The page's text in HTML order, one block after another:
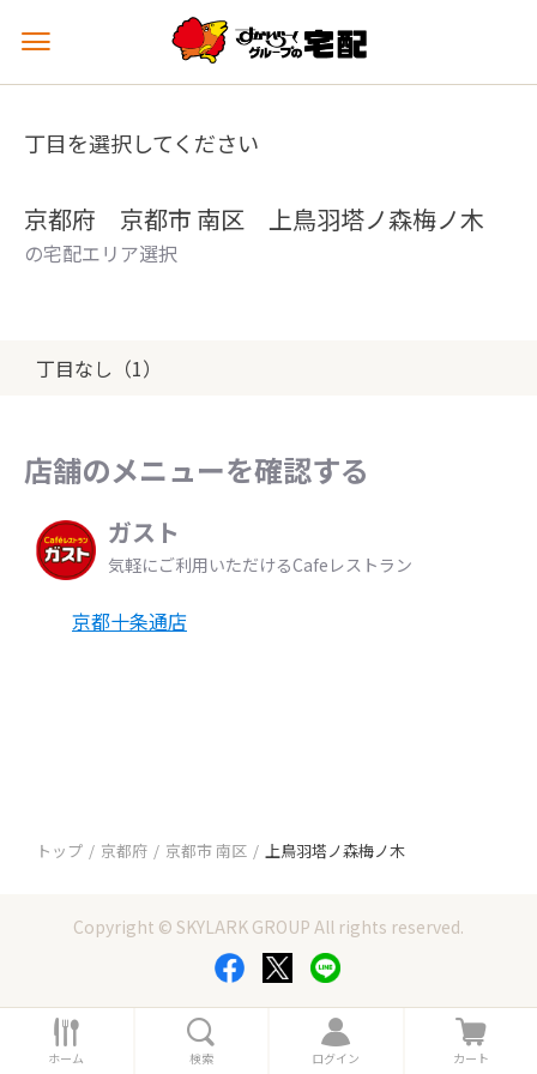
メ
ュ
を
丁目を選択してください
京都府 京都市 南区 上鳥羽塔ノ森梅ノ木
の宅配エリア選択
丁目なし（1）
店舗のメニューを確認する
ガスト
気軽にご利用いただけるCafeレストラン
京都十条通店
トップ 京都府 京都市 南区 上鳥羽塔ノ森梅ノ木
Copyright © SKYLARK GROUP All rights reserved.
ホ
ー
ホーム 索
検索
ロ
グ
ログイン
カ
ー
カート